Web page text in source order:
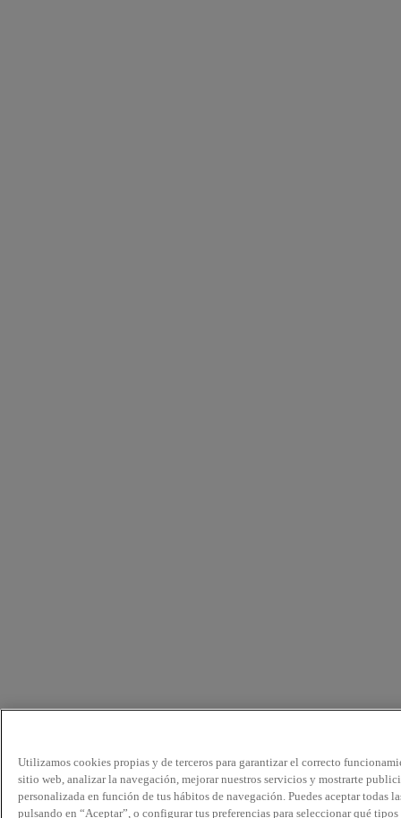
Utilizamos cookies propias y de terceros para garantizar el correcto
sitio web, analizar la navegación, mejorar nuestros servicios y mostrarte
personalizada en función de tus hábitos de navegación. Puedes aceptar todas
pulsando en “Aceptar”, o configurar tus preferencias para seleccionar qué tipos